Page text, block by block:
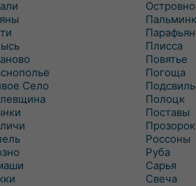
Село
Островно
Плисса
Повятье
Погоща
Полоцк
Поставы
Россоны
Руба
Сарья
Свеча